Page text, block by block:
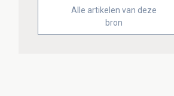
Alle artikelen van deze
bron